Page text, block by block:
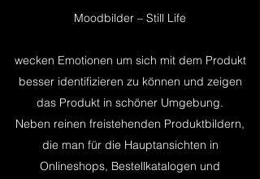
Moodbilder – Still Life
wecken Emotionen um sich mit dem Produkt
besser identifizieren zu können und zeigen
das Produkt in schöner Umgebung.
Neben reinen freistehenden Produktbildern,
die man für die Hauptansichten in
Onlineshops, Bestellkatalogen und